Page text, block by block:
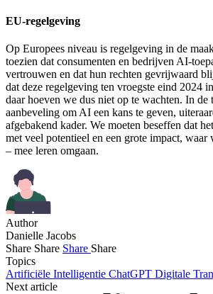
EU-regelgeving
Op Europees niveau is regelgeving in de
toezien dat consumenten en bedrijven AI-
vertrouwen en dat hun rechten gevrijwaard
dat deze regelgeving ten vroegste eind 2024
daar hoeven we dus niet op te wachten. In de
aanbeveling om AI een kans te geven,
afgebakend kader. We moeten beseffen dat
met veel potentieel en een grote impact,
– mee leren omgaan.
Author
Danielle Jacobs
Share Share Share Share
Topics
Artificiële Intelligentie ChatGPT Digitale
Next article